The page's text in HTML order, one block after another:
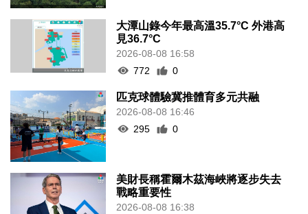
大潭山錄今年最高溫35.7°C 外港高
見36.7°C
2026-08-08 16:58
772
0
匹克球體驗冀推體育多元共融
2026-08-08 16:46
295
0
美財長稱霍爾木茲海峽將逐步失去
戰略重要性
2026-08-08 16:38